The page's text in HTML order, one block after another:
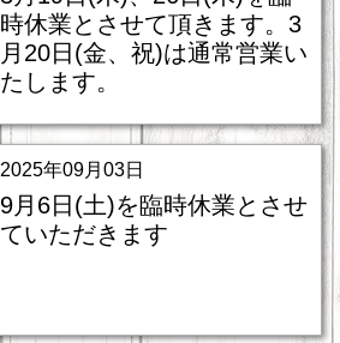
時休業とさせて頂きます。3
月20日(金、祝)は通常営業い
たします。
2025年09月03日
9月6日(土)を臨時休業とさせ
ていただきます